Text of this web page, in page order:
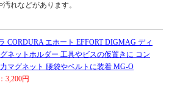
れなどがあります。
CORDURA エホート EFFORT DIGMAG ディ
ネットホルダー 工具やビスの仮置きに コン
マグネット 腰袋やベルトに装着 MG-O
3,200円